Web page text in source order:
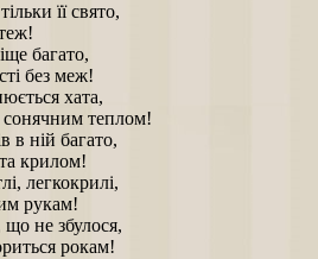
її свято,
багато,
без меж!
хата,
сонячним теплом!
в ній багато,
крилом!
легкокрилі,
рукам!
що не збулося,
рокам!